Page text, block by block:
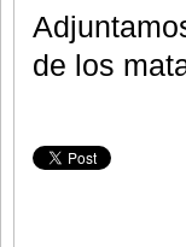
de los